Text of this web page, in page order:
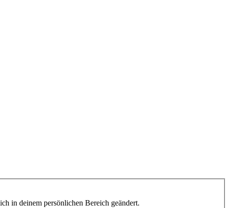
in deinem persönlichen Bereich geändert.